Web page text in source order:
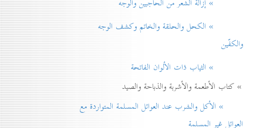
» الكحل والحلقة والخاتم وكشف الوجه
والكفّين
» الثياب ذات الألوان الفاتحة
» كتاب الأطعمة والأشربة والذباحة والصيد
» الأكل والشرب عند العوائل المسلمة المتواردة مع
العوائل غير المسلمة